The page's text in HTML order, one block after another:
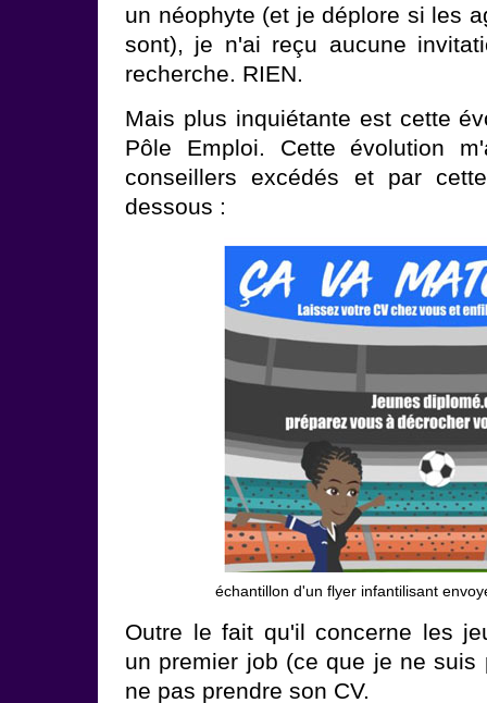
un néophyte (et je déplore si les
sont), je n'ai reçu aucune
recherche. RIEN.
Mais plus inquiétante est cette
Pôle Emploi. Cette évolution
conseillers excédés et par
dessous :
échantillon d'un flyer infantilisant
Outre le fait qu'il concerne les
un premier job (ce que je ne
ne pas prendre son CV.